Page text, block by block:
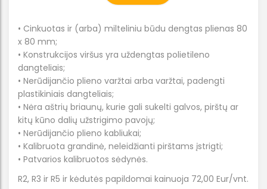
• Cinkuotas ir (arba) milteliniu būdu dengtas plienas 80
x 80 mm;
• Konstrukcijos viršus yra uždengtas polietileno
dangteliais;
• Nerūdijančio plieno varžtai arba varžtai, padengti
plastikiniais dangteliais;
• Nėra aštrių briaunų, kurie gali sukelti galvos, pirštų ar
kitų kūno dalių užstrigimo pavojų;
• Nerūdijančio plieno kabliukai;
• Kalibruota grandinė, neleidžianti pirštams įstrigti;
• Patvarios kalibruotos sėdynės.
R2, R3 ir R5 ir kėdutės papildomai kainuoja 72,00 Eur/vnt.